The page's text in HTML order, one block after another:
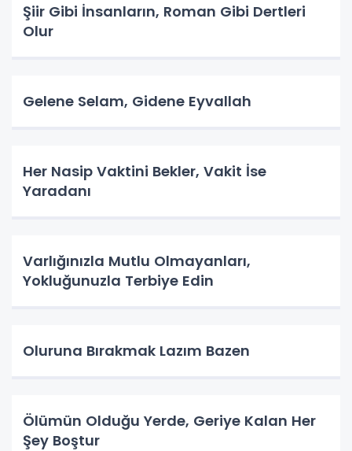
Şiir Gibi İnsanların, Roman Gibi Dertleri
Olur
Gelene Selam, Gidene Eyvallah
Her Nasip Vaktini Bekler, Vakit İse
Yaradanı
Varlığınızla Mutlu Olmayanları,
Yokluğunuzla Terbiye Edin
Oluruna Bırakmak Lazım Bazen
Ölümün Olduğu Yerde, Geriye Kalan Her
Şey Boştur